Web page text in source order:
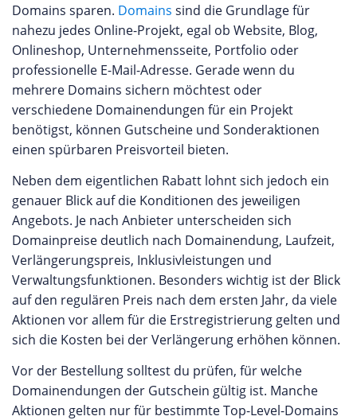
Domains sparen. Domains sind die Grundlage für
nahezu jedes Online-Projekt, egal ob Website, Blog,
Onlineshop, Unternehmensseite, Portfolio oder
professionelle E-Mail-Adresse. Gerade wenn du
mehrere Domains sichern möchtest oder
verschiedene Domainendungen für ein Projekt
benötigst, können Gutscheine und Sonderaktionen
einen spürbaren Preisvorteil bieten.
Neben dem eigentlichen Rabatt lohnt sich jedoch ein
genauer Blick auf die Konditionen des jeweiligen
Angebots. Je nach Anbieter unterscheiden sich
Domainpreise deutlich nach Domainendung, Laufzeit,
Verlängerungspreis, Inklusivleistungen und
Verwaltungsfunktionen. Besonders wichtig ist der Blick
auf den regulären Preis nach dem ersten Jahr, da viele
Aktionen vor allem für die Erstregistrierung gelten und
sich die Kosten bei der Verlängerung erhöhen können.
Vor der Bestellung solltest du prüfen, für welche
Domainendungen der Gutschein gültig ist. Manche
Aktionen gelten nur für bestimmte Top-Level-Domains